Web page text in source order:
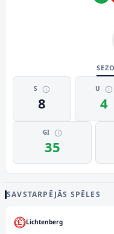
S
8
U
4
GI
35
SAVSTARPĒJĀS SPĒLES
Lichtenberg